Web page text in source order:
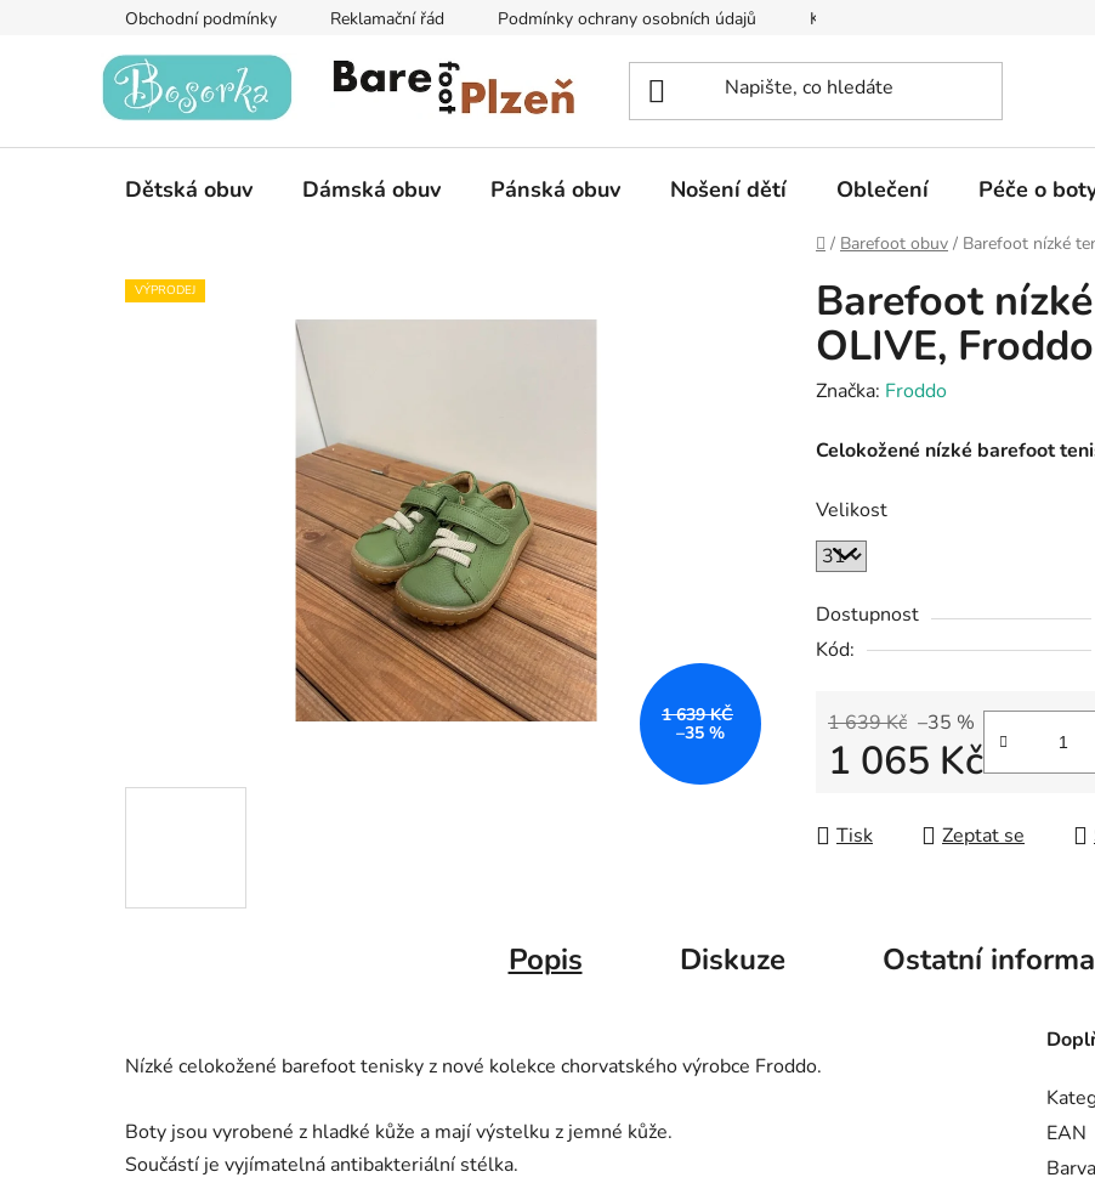
Obchodní podmínky Reklamační řád Podmínky ochrany osobních údajů Kontakty na prodejny
Dětská obuv Dámská obuv Pánská obuv Nošení dětí Oblečení Péče o
Domů
/ Barefoot obuv / Barefoot nízké
Barefoot
OLIVE, Froddo
Značka: Froddo
Celokožené nízké barefoot
Velikost
Dostupnost
Kód:
1 639 Kč –35 %
1 065 Kč
Tisk Zeptat se
VÝPRODEJ
1 639 KČ
–35 %
Popis Diskuze Ostatní
Nízké celokožené barefoot tenisky z nové kolekce chorvatského výrobce Froddo.
Boty jsou vyrobené z hladké kůže a mají výstelku z jemné kůže.
Součástí je vyjímatelná antibakteriální stélka.
EAN
Barva